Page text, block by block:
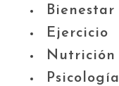
Bienestar
Ejercicio
Nutrición
Psicología